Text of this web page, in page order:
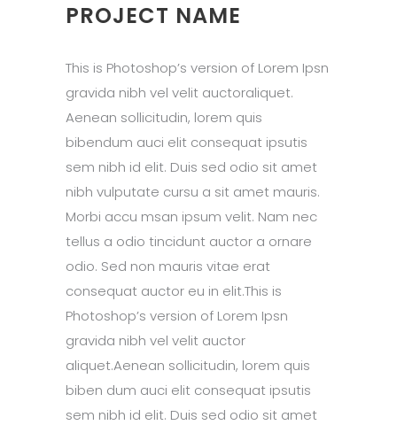
PROJECT NAME
This is Photoshop’s version of Lorem Ipsn
gravida nibh vel velit auctoraliquet.
Aenean sollicitudin, lorem quis
bibendum auci elit consequat ipsutis
sem nibh id elit. Duis sed odio sit amet
nibh vulputate cursu a sit amet mauris.
Morbi accu msan ipsum velit. Nam nec
tellus a odio tincidunt auctor a ornare
odio. Sed non mauris vitae erat
consequat auctor eu in elit.This is
Photoshop’s version of Lorem Ipsn
gravida nibh vel velit auctor
aliquet.Aenean sollicitudin, lorem quis
biben dum auci elit consequat ipsutis
sem nibh id elit. Duis sed odio sit amet